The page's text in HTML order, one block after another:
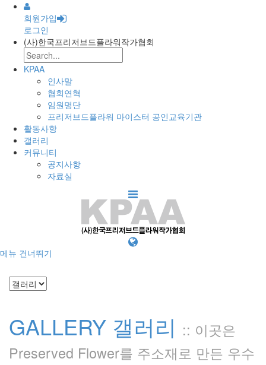
회원가입
로그인
(사)한국프리저브드플라워작가협회
KPAA
인사말
협회연혁
임원명단
프리저브드플라워 마이스터 공인교육기관
활동사항
갤러리
커뮤니티
공지사항
자료실
메뉴 건너뛰기
GALLERY 갤러리 :: 이곳은
Preserved Flower를 주소재로 만든 우수